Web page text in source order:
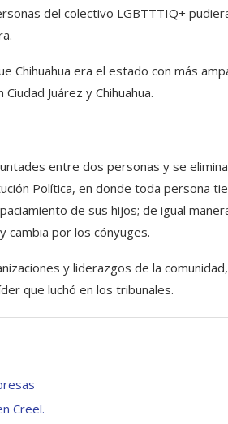
del colectivo LGBTTTIQ+
Chihuahua era el estado con más
Juárez y Chihuahua.
entre dos personas y se
Política, en donde toda persona
de sus hijos; de igual
cambia por los cónyuges.
y liderazgos de la comunidad,
que luchó en los tribunales.
Creel.